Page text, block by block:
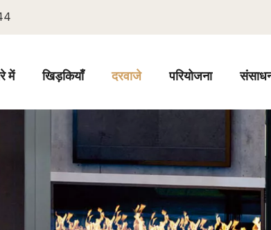
में खिड़कियाँ दरवाजे परियोजना